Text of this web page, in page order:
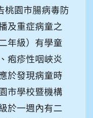
桃園市腸病毒防
及重症病童之
年級）有學童
疱疹性咽峽炎
於發現病童時
市學校暨機構
於一週內有二